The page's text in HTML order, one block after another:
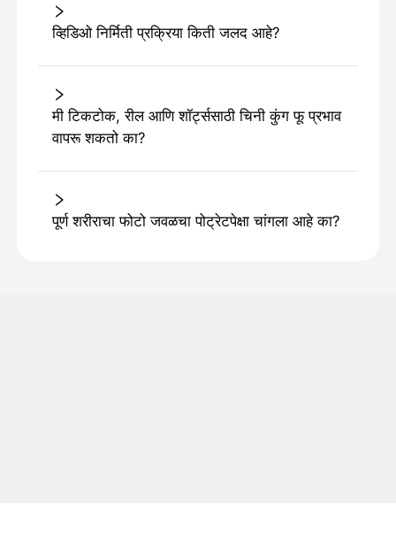
व्हिडिओ निर्मिती प्रक्रिया किती जलद आहे?
मी टिकटोक, रील आणि शॉर्ट्ससाठी चिनी कुंग फू प्रभाव
वापरू शकतो का?
पूर्ण शरीराचा फोटो जवळचा पोट्रेटपेक्षा चांगला आहे का?